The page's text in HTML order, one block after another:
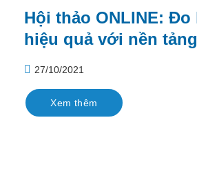
Hội thảo ONLINE:
hiệu quả với nền
mới GOM Scan 1 và
27/10/2021
Xem thêm